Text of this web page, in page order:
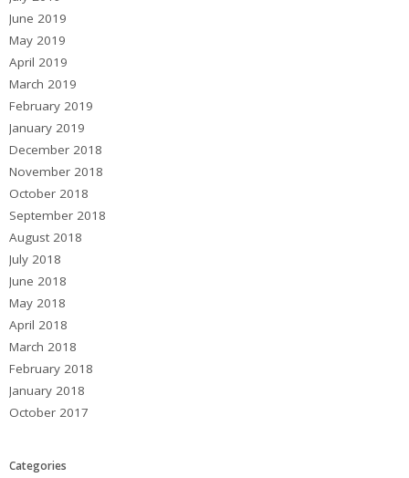
June 2019
May 2019
April 2019
March 2019
February 2019
January 2019
December 2018
November 2018
October 2018
September 2018
August 2018
July 2018
June 2018
May 2018
April 2018
March 2018
February 2018
January 2018
October 2017
Categories